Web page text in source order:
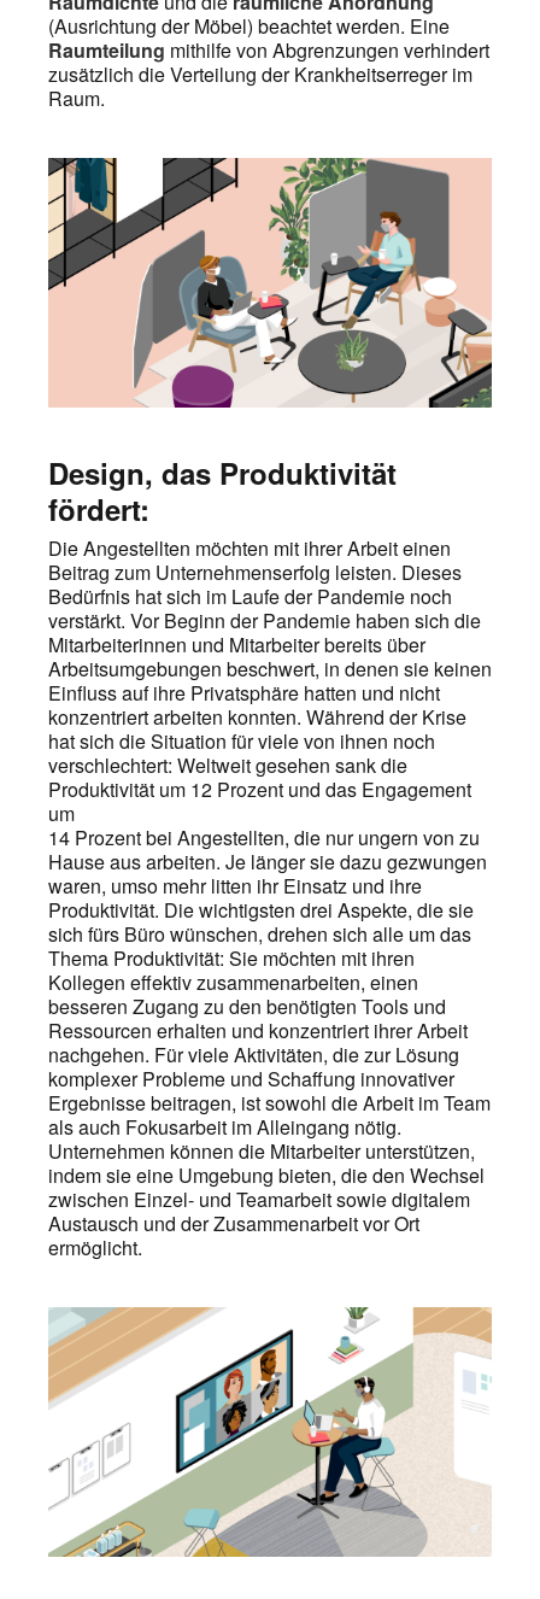
(Ausrichtung der Möbel) beachtet werden. Eine
Raumteilung mithilfe von Abgrenzungen verhindert
zusätzlich die Verteilung der Krankheitserreger im
Raum.
Design, das Produktivität
fördert:
Die Angestellten möchten mit ihrer Arbeit einen
Beitrag zum Unternehmenserfolg leisten. Dieses
Bedürfnis hat sich im Laufe der Pandemie noch
verstärkt. Vor Beginn der Pandemie haben sich die
Mitarbeiterinnen und Mitarbeiter bereits über
Arbeitsumgebungen beschwert, in denen sie keinen
Einfluss auf ihre Privatsphäre hatten und nicht
konzentriert arbeiten konnten. Während der Krise
hat sich die Situation für viele von ihnen noch
verschlechtert: Weltweit gesehen sank die
Produktivität um 12 Prozent und das Engagement
um
14 Prozent bei Angestellten, die nur ungern von zu
Hause aus arbeiten. Je länger sie dazu gezwungen
waren, umso mehr litten ihr Einsatz und ihre
Produktivität. Die wichtigsten drei Aspekte, die sie
sich fürs Büro wünschen, drehen sich alle um das
Thema Produktivität: Sie möchten mit ihren
Kollegen effektiv zusammenarbeiten, einen
besseren Zugang zu den benötigten Tools und
Ressourcen erhalten und konzentriert ihrer Arbeit
nachgehen. Für viele Aktivitäten, die zur Lösung
komplexer Probleme und Schaffung innovativer
Ergebnisse beitragen, ist sowohl die Arbeit im Team
als auch Fokusarbeit im Alleingang nötig.
Unternehmen können die Mitarbeiter unterstützen,
indem sie eine Umgebung bieten, die den Wechsel
zwischen Einzel- und Teamarbeit sowie digitalem
Austausch und der Zusammenarbeit vor Ort
ermöglicht.